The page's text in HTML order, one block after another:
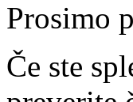
Prosimo
Če ste